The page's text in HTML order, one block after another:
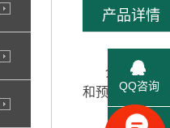
产品详情
介损绝缘试
和预防性试验
QQ咨询